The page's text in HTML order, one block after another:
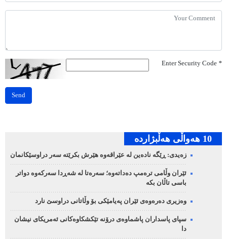
*
Send
10 هه‌واڵی هه‌ڵبژارده‌
زەیدی: ڕێگە نادەین لە عێراقەوە هێرش بکرێتە سەر دراوسێکانمان
ئێران وڵامی ترەمپ دەداتەوە؛ سەرەتا لە شەڕدا سەرکەوە دواتر
باسی تاڵان بکە
وەزیری دەرەوەی ئێران پەیامێکی بۆ وڵاتانی دراوسێ نارد
سپای پاسداران پاشماوەی درۆنە تێکشکاوەکانی ئەمریکای نیشان
دا